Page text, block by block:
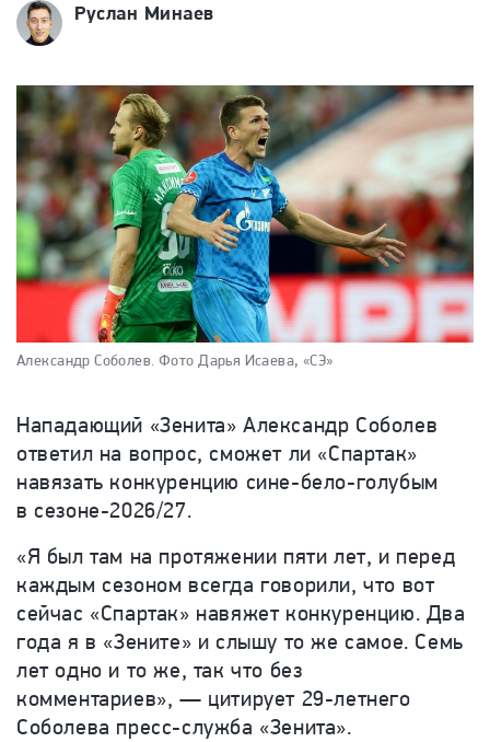
Руслан Минаев
Александр Соболев. Фото Дарья Исаева, «СЭ»
Нападающий «Зенита» Александр Соболев
ответил на вопрос, сможет ли «Спартак»
навязать конкуренцию сине-бело-голубым
в сезоне-2026/27.
«Я был там на протяжении пяти лет, и перед
каждым сезоном всегда говорили, что вот
сейчас «Спартак» навяжет конкуренцию. Два
года я в «Зените» и слышу то же самое. Семь
лет одно и то же, так что без
комментариев», — цитирует 29-летнего
Соболева пресс-служба «Зенита».